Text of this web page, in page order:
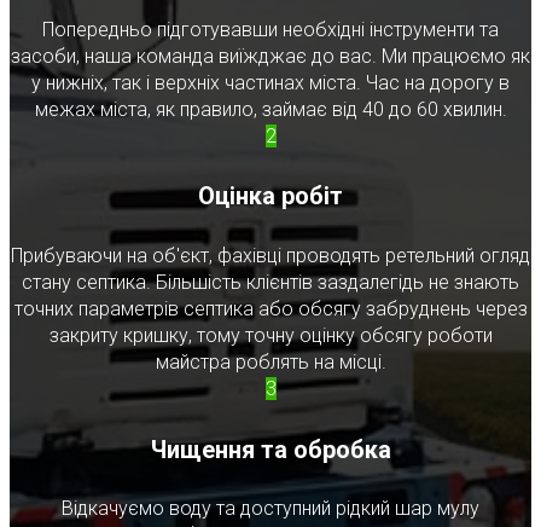
Попередньо підготувавши необхідні інструменти та
засоби, наша команда виїжджає до вас. Ми працюємо як
у нижніх, так і верхніх частинах міста. Час на дорогу в
межах міста, як правило, займає від 40 до 60 хвилин.
2
Оцінка робіт
Прибуваючи на об'єкт, фахівці проводять ретельний огляд
стану септика. Більшість клієнтів заздалегідь не знають
точних параметрів септика або обсягу забруднень через
закриту кришку, тому точну оцінку обсягу роботи
майстра роблять на місці.
3
Чищення та обробка
Відкачуємо воду та доступний рідкий шар мулу